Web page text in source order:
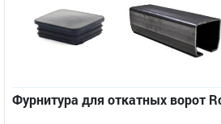
Фурнитура для откатных ворот